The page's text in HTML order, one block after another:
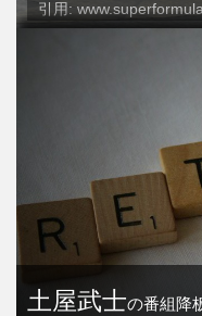
引用:
土屋武士の番組降